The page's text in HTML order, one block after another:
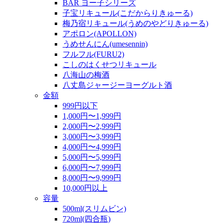
BAR ヨー子シリーズ
子宝リキュール(こだからりきゅーる)
梅乃宿リキュール(うめのやどりきゅーる)
アポロン(APOLLON)
うめせんにん(umesennin)
フルフル(FURU2)
こしのはくせつリキュール
八海山の梅酒
八丈島ジャージーヨーグルト酒
金額
999円以下
1,000円〜1,999円
2,000円〜2,999円
3,000円〜3,999円
4,000円〜4,999円
5,000円〜5,999円
6,000円〜7,999円
8,000円〜9,999円
10,000円以上
容量
500ml(スリムビン)
720ml(四合瓶)